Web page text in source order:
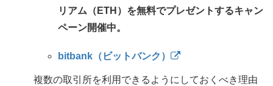
リアム（ETH）を無料でプレゼントするキャン
ペーン開催中。
bitbank（ビットバンク）
複数の取引所を利用できるようにしておくべき理由